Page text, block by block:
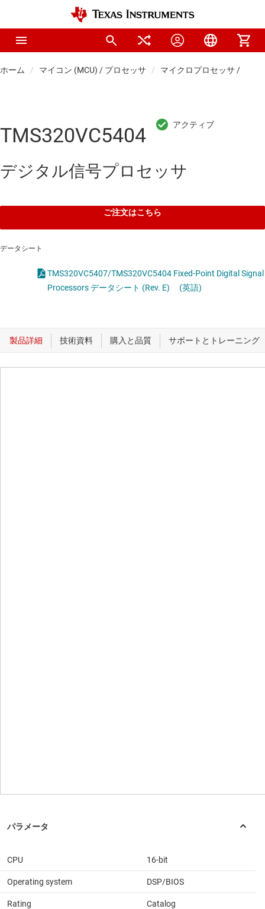
ホーム マイコン (MCU) / プロセッサ マイクロプロセッサ / DSP
TMS320VC5404
デジタル信号プロセッサ
ご注文はこちら
データシート
TMS320VC5407/TMS320VC5404 Fixed-Point Digital Signal
Processors データシート (Rev. E)
(英語)
CPU 16-bit
Operating system DSP/BIOS
Rating Catalog